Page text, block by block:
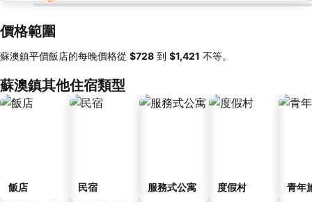
價格範圍
蘇澳鎮平價飯店的每晚價格從 ‎$728 到 ‎$1,421 不等。
蘇澳鎮其他住宿類型
飯店 民宿 服務式公寓 度假村 青年